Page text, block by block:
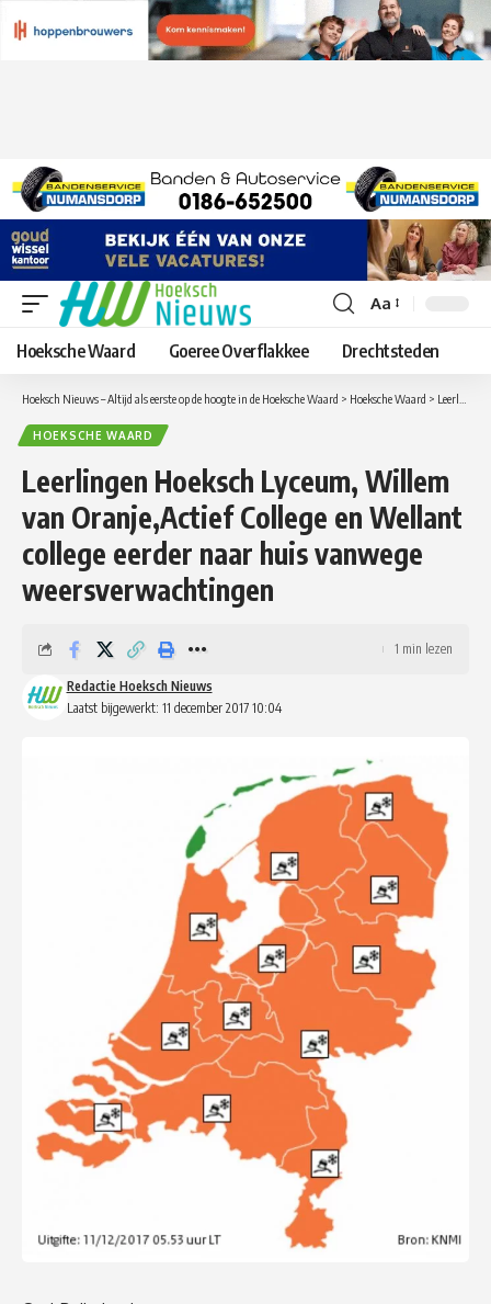
Lettergrootte
aanpassen
Aa
Hoeksche Waard Goeree Overflakkee Drechtsteden
Hoeksch Nieuws – Altijd als eerste op de hoogte in de Hoeksche Waard > Hoeksche Waard > Leerlingen Hoeksch Lyceum, Willem van Oranje,Actief College en Wellant college eerder naar huis vanwege weersverwachtingen
HOEKSCHE WAARD
Leerlingen Hoeksch Lyceum, Willem
van Oranje,Actief College en Wellant
college eerder naar huis vanwege
weersverwachtingen
Laatst bijgewerkt: 11 december 2017 10:04
Redactie Hoeksch Nieuws
1 min lezen